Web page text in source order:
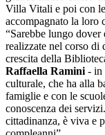
Villa Vitali e poi con le
accompagnato la loro
“Sarebbe lungo dover
realizzate nel corso di
crescita della
Raffaella Ramini - in
culturale, che ha alla
famiglie e con le
conoscenza dei
cittadinanza, è viva e